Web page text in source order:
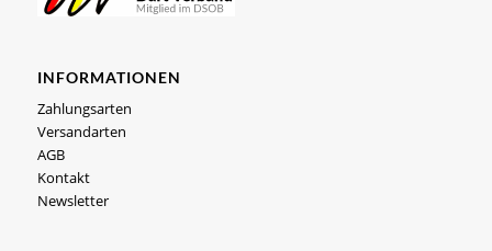
INFORMATIONEN
Zahlungsarten
Versandarten
AGB
Kontakt
Newsletter